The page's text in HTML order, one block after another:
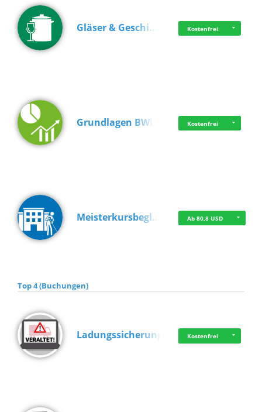
Gläser & Geschi… Kostenfrei
Grundlagen BWL Kostenfrei
Meisterkursbegl… Ab 80,8 USD
Top 4 (Buchungen)
Ladungssicherung Kostenfrei